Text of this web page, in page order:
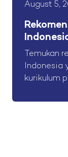
August 5,
Temukan
Indonesia
kurikulum